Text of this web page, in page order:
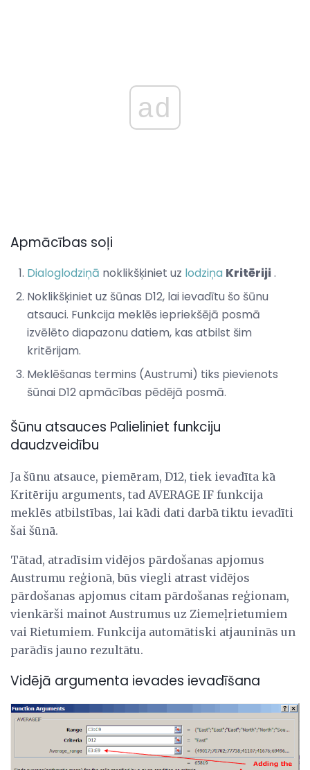
ad
Apmācības soļi
Dialoglodziņā noklikšķiniet uz lodziņa Kritēriji.
Noklikšķiniet uz šūnas D12, lai ievadītu šo šūnu
atsauci. Funkcija meklēs iepriekšējā posmā
izvēlēto diapazonu datiem, kas atbilst šim
kritērijam.
Meklēšanas termins (Austrumi) tiks pievienots
šūnai D12 apmācības pēdējā posmā.
Šūnu atsauces Palieliniet funkciju
daudzveidību
Ja šūnu atsauce, piemēram, D12, tiek ievadīta kā
Kritēriju arguments, tad AVERAGE IF funkcija
meklēs atbilstības, lai kādi dati darbā tiktu ievadīti
šai šūnā.
Tātad, atradīsim vidējos pārdošanas apjomus
Austrumu reģionā, būs viegli atrast vidējos
pārdošanas apjomus citam pārdošanas reģionam,
vienkārši mainot Austrumus uz Ziemeļrietumiem
vai Rietumiem. Funkcija automātiski atjauninās un
parādīs jauno rezultātu.
Vidējā argumenta ievades ievadīšana